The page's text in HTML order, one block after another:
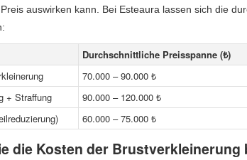
auswirken kann. Bei Esteaura lassen sich die
Durchschnittliche Preisspanne (₺)
70.000 – 90.000 ₺
+ Straffung
90.000 – 120.000 ₺
60.000 – 75.000 ₺
die Kosten der Brustverkleinerung